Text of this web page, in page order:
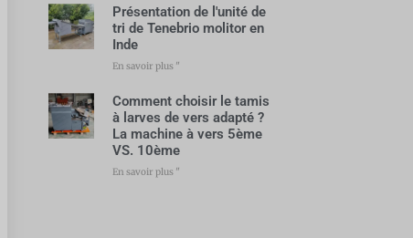
Présentation de l'unité de
tri de Tenebrio molitor en
Inde
En savoir plus "
Comment choisir le tamis
à larves de vers adapté ?
La machine à vers 5ème
VS. 10ème
En savoir plus "